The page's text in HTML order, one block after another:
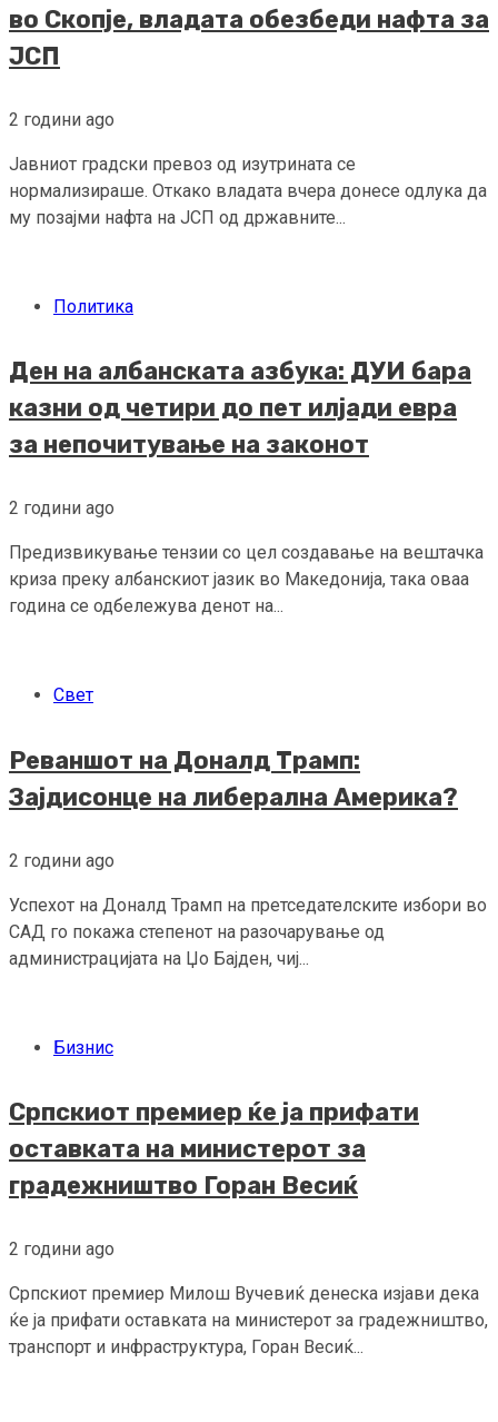
во Скопје, владата обезбеди нафта за
ЈСП
2 години ago
Јавниот градски превоз од изутрината се
нормализираше. Откако владата вчера донесе одлука да
му позајми нафта на ЈСП од државните...
Политика
Ден на албанската азбука: ДУИ бара
казни од четири до пет илјади евра
за непочитување на законот
2 години ago
Предизвикување тензии со цел создавање на вештачка
криза преку албанскиот јазик во Македонија, така оваа
година се одбележува денот на...
Свет
Реваншот на Доналд Трамп:
Зајдисонце на либерална Америка?
2 години ago
Успехот на Доналд Трамп на претседателските избори во
САД го покажа степенот на разочарување од
администрацијата на Џо Бајден, чиј...
Бизнис
Српскиот премиер ќе ја прифати
оставката на министерот за
градежништво Горан Весиќ
2 години ago
Српскиот премиер Милош Вучевиќ денеска изјави дека
ќе ја прифати оставката на министерот за градежништво,
транспорт и инфраструктура, Горан Весиќ...